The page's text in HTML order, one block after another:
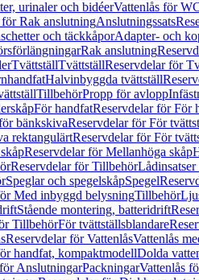
urinaler och bidéerVattenlås för
Rak anslutningAnslutningssats
och täckkåporAdapter- och
Rak anslutning
TvättställTvättställReservdelar för
Halvinbyggda tvättställ
TillbehörPropp för avlopp
För handfatReservdelar för För
bänkskivaReservdelar för För
rektangulärtReservdelar för För
Reservdelar för Mellanhöga skåp
Reservdelar för Tillbehör
Speglar och spegelskåpSpegel
Med inbyggd belysningTillbehör
Stående montering, batteridrift
TillbehörFör tvättställsblandare
Reservdelar för VattenlåsVattenlås
handfat, kompaktmodellDolda
AnslutningarPackningarVattenlås